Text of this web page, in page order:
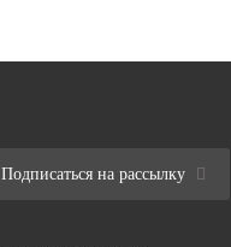
Подписаться на рассылку